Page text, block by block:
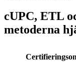
cUPC, ETL
metoderna